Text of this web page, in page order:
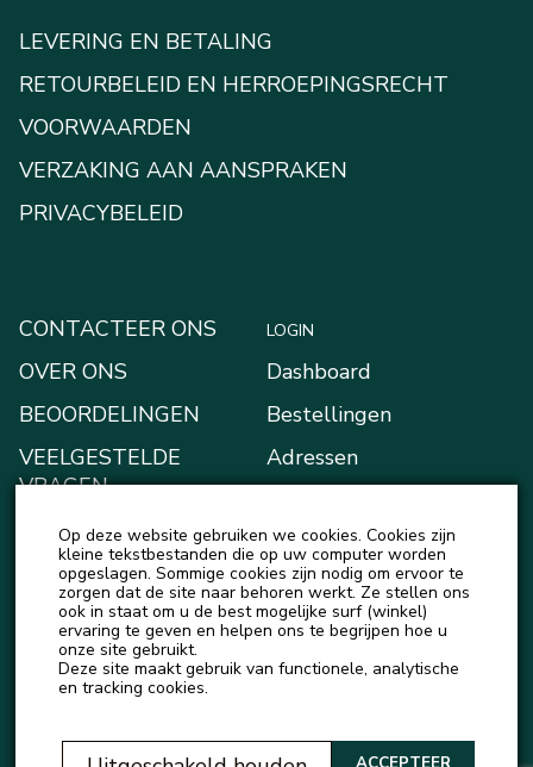
LEVERING EN BETALING
RETOURBELEID EN HERROEPINGSRECHT
VOORWAARDEN
VERZAKING AAN AANSPRAKEN
PRIVACYBELEID
CONTACTEER ONS
OVER ONS
BEOORDELINGEN
VEELGESTELDE
VRAGEN
BLOGGEN
NIEUWS
LOGIN
Dashboard
Bestellingen
Adressen
Mijn Kluis
Account details
Uitloggen
Op deze website gebruiken we cookies. Cookies zijn
kleine tekstbestanden die op uw computer worden
opgeslagen. Sommige cookies zijn nodig om ervoor te
zorgen dat de site naar behoren werkt. Ze stellen ons
ook in staat om u de best mogelijke surf (winkel)
ervaring te geven en helpen ons te begrijpen hoe u
onze site gebruikt.
Deze site maakt gebruik van functionele, analytische
en tracking cookies.